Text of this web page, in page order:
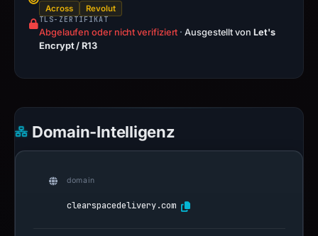
Across Revolut
TLS-ZERTIFIKAT
Abgelaufen oder nicht verifiziert · Ausgestellt von Let's
Encrypt / R13
Domain-Intelligenz
domain
clearspacedelivery.com